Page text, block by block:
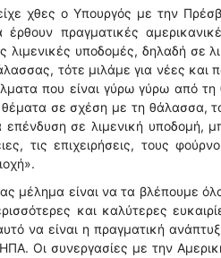
χθες ο Υπουργός με την
πραγματικές
λιμενικές υποδομές, δηλαδή σε
τότε μιλάμε για νέες
που είναι γύρω γύρω από
θέματα σε σχέση με τη
επένδυση σε λιμενική υποδομή,
τις επιχειρήσεις, τους
μέλημα είναι να τα βλέπουμε
και καλύτερες
να είναι η πραγματική
Οι συνεργασίες με την